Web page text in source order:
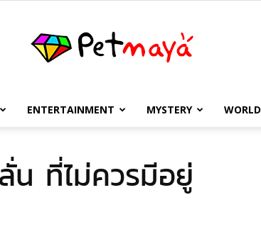
เพชร
ENTERTAINMENT MYSTERY WORLD
ที่ไม่ควรมีอยู่